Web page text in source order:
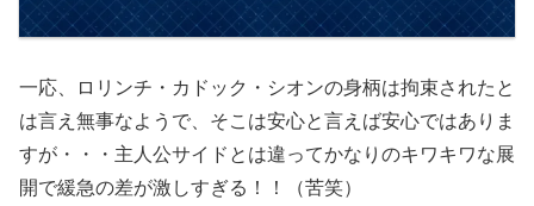
一応、ロリンチ・カドック・シオンの身柄は拘束されたと
は言え無事なようで、そこは安心と言えば安心ではありま
すが・・・主人公サイドとは違ってかなりのキワキワな展
開で緩急の差が激しすぎる！！（苦笑）